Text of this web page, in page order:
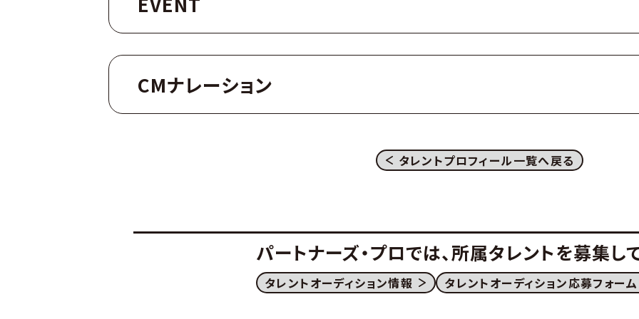
CMナレーション
タレントプロフィール一覧へ戻る
パートナーズ・プロでは、所属タレントを募集し
タレントオーディション情報 タレントオーディション応募フォーム